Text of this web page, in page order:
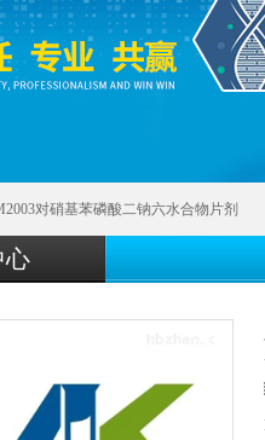
对硝基苯磷酸二钠六水合物片剂
心